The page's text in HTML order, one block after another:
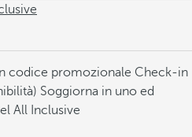
codice promozionale Check-in
Soggiorna in uno ed
All Inclusive